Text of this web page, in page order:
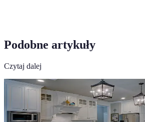
Podobne artykuły
Czytaj dalej